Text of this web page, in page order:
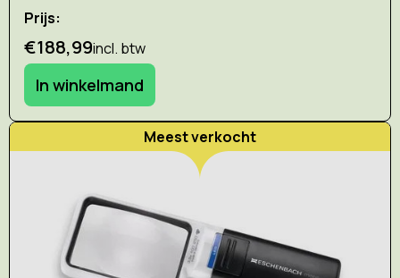
Prijs:
€188,99incl. btw
In winkelmand
Meest verkocht